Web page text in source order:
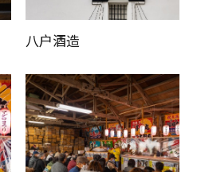
八户酒造